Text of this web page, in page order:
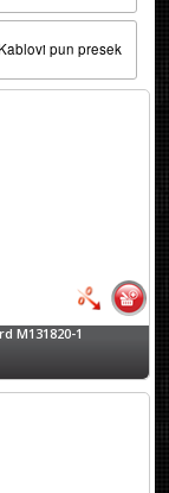
Kablovi pun presek
M131820-1